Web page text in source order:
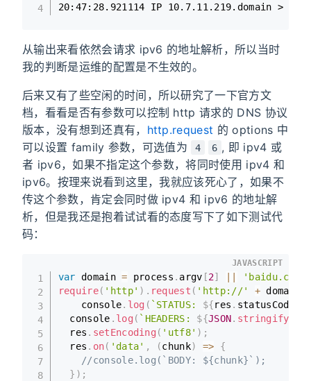
20:47:28.921114 IP 10.7.11.219.domain >
从输出来看依然会请求 ipv6 的地址解析，所以当时
我的判断是运维的配置是不生效的。
后来又有了些空闲的时间，所以研究了一下官方文
档，看看是否有参数可以控制 http 请求的 DNS 协议
版本，没有想到还真有， http.request 的 options 中
可以设置 family 参数，可选值为
4 6 , 即 ipv4 或
者 ipv6，如果不指定这个参数，将同时使用 ipv4 和
ipv6。按理来说看到这里，我就应该死心了，如果不
传这个参数，肯定会同时做 ipv4 和 ipv6 的地址解
析，但是我还是抱着试试看的态度写下了如下测试代
码：
var domain = process . argv [2] 'baidu.com'
require( 'http' ) . request ( 'http://' + domain
    console
. log ( ` STATUS: ${res . statusCode
  console
. log ( ` HEADERS: ${JSON. stringify
  res
. setEncoding ( 'utf8' ) ;
  res
. on( 'data' , (chunk) =>
{
//console.log(`BODY: ${chunk}`);
} ) ;
JAVASCRIPT